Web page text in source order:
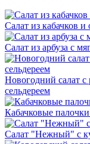
Салат из кабачков
Салат из арбуза с
Новогодний салат
сельдереем
Кабачковые
Салат "Нежный" с